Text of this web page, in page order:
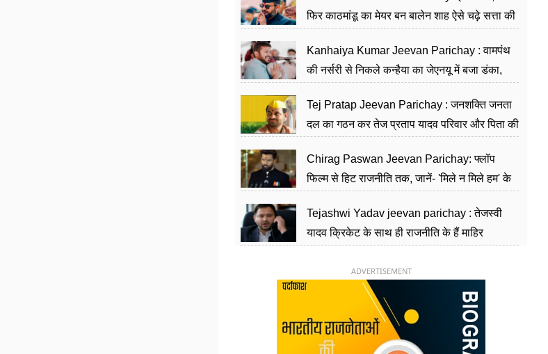
फिर काठमांडू का मेयर बन बालेन शाह ऐसे चढ़े सत्ता की
Kanhaiya Kumar Jeevan Parichay : वामपंथ
की नर्सरी से निकले कन्हैया का जेएनयू में बजा डंका,
Tej Pratap Jeevan Parichay : जनशक्ति जनता
दल का गठन कर तेज प्रताप यादव परिवार और पिता की
Chirag Paswan Jeevan Parichay: फ्लॉप
फिल्म से हिट राजनीति तक, जानें- 'मिले न मिले हम' के
Tejashwi Yadav jeevan parichay : तेजस्वी
यादव क्रिकेट के साथ ही राजनीति के हैं माहिर
ADVERTISEMENT